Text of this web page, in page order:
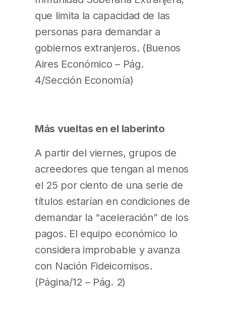
que limita la capacidad de las
personas para demandar a
gobiernos extranjeros. (Buenos
Aires Económico – Pág.
4/Sección Economía)
Más vueltas en el laberinto
A partir del viernes, grupos de
acreedores que tengan al menos
el 25 por ciento de una serie de
títulos estarían en condiciones de
demandar la “aceleración” de los
pagos. El equipo económico lo
considera improbable y avanza
con Nación Fideicomisos.
(Página/12 – Pág. 2)